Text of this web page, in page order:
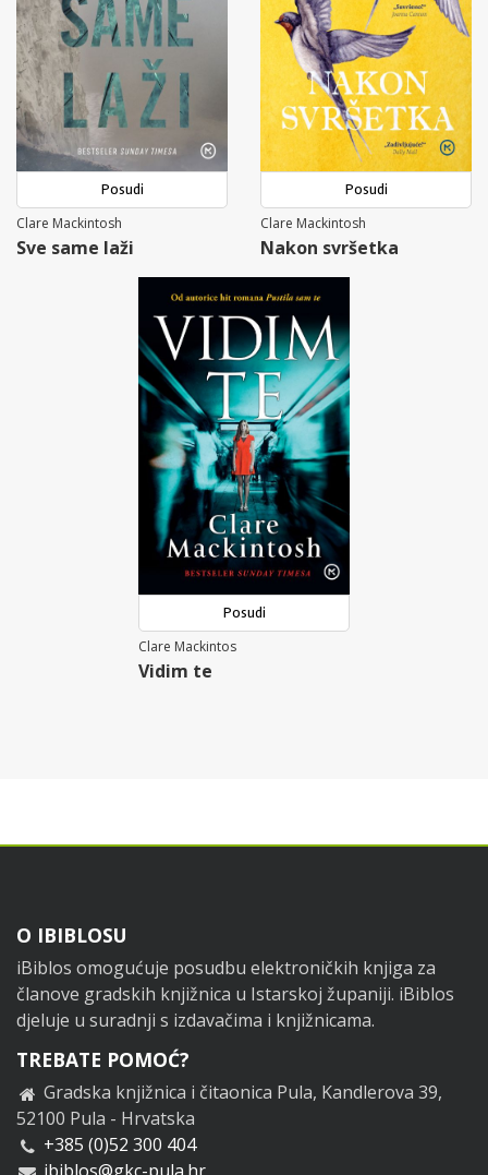
Posudi
Clare Mackintosh
Sve same laži
Posudi
Clare Mackintosh
Nakon svršetka
Posudi
Clare Mackintos
Vidim te
Footer
O IBIBLOSU
iBiblos omogućuje posudbu elektroničkih knjiga za
članove gradskih knjižnica u Istarskoj županiji. iBiblos
djeluje u suradnji s izdavačima i knjižnicama.
TREBATE POMOĆ?
Gradska knjižnica i čitaonica Pula, Kandlerova 39,
52100 Pula - Hrvatska
+385 (0)52 300 404